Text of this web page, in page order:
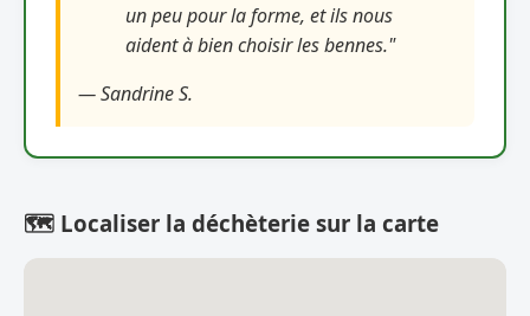
un peu pour la forme, et ils nous
aident à bien choisir les bennes."
— Sandrine S.
🗺️ Localiser la déchèterie sur la carte